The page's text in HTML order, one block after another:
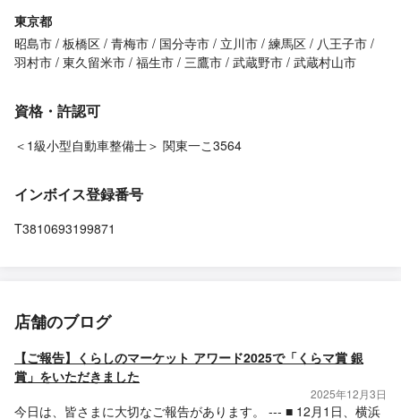
東京都
昭島市 板橋区 青梅市 国分寺市 立川市 練馬区
八王子市
羽村市 東久留米市 福生市 三鷹市 武蔵野市 武蔵村山市
資格・許認可
＜1級小型自動車整備士＞ 関東一こ3564
インボイス登録番号
T3810693199871
店舗のブログ
【ご報告】くらしのマーケット アワード2025で「くらマ賞 銀
賞」をいただきました
2025年12月3日
今日は、皆さまに大切なご報告があります。 --- ■ 12月1日、横浜